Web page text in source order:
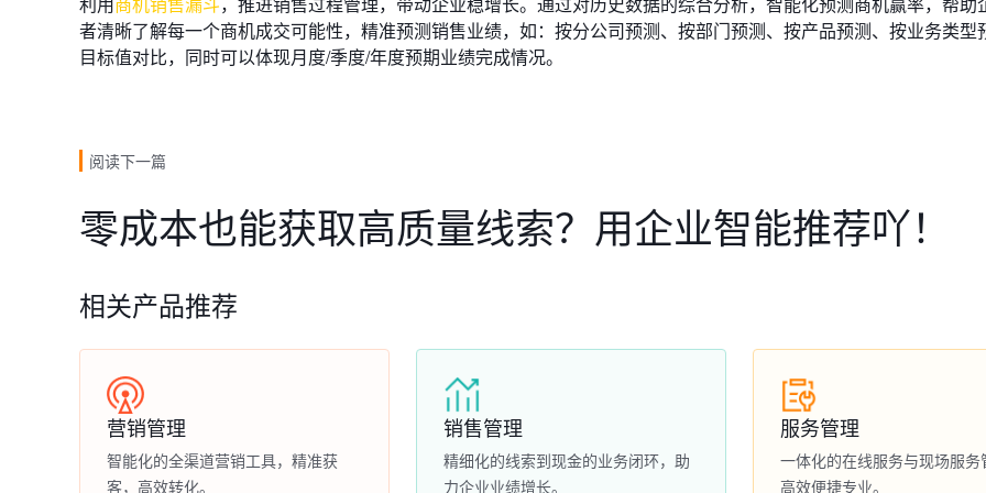
者清晰了解每一个商机成交可能性，精准预测销售业绩，如：按分公司预测、按部门预测、按产品预测、按业务类型
目标值对比，同时可以体现月度/季度/年度预期业绩完成情况。
阅读下一篇
零成本也能获取高质量线索？用企业智能推荐吖！
相关产品推荐
营销管理
智能化的全渠道营销工具，精准获
客，高效转化。
销售管理
精细化的线索到现金的业务闭环，助
力企业业绩增长。
服务管理
一体化的在线服务与现场服务
高效便捷专业。